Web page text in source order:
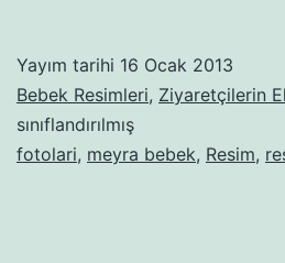
Yayım tarihi 16 Ocak 2013
Bebek Resimleri, Ziyaretçilerin
sınıflandırılmış
fotolari, meyra bebek, Resim,